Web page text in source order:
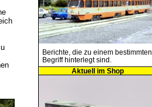
Berichte, die zu einem bestimmten
Begriff hinterlegt sind.
Aktuell im Shop